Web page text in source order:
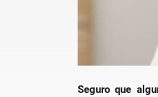
Seguro que